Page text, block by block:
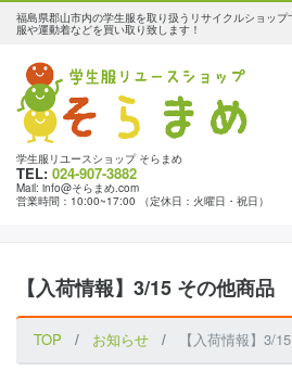
福島県郡山市内の学生服を取り扱うリサイクルショッ
服や運動着などを買い取り致します！
学生服リユースショップ そらまめ
TEL: 024-907-3882
Mail: info@そらまめ.com
営業時間：10:00~17:00 （定休日：火曜日・祝日）
【入荷情報】3/15 その他商品
TOP お知らせ 【入荷情報】3/